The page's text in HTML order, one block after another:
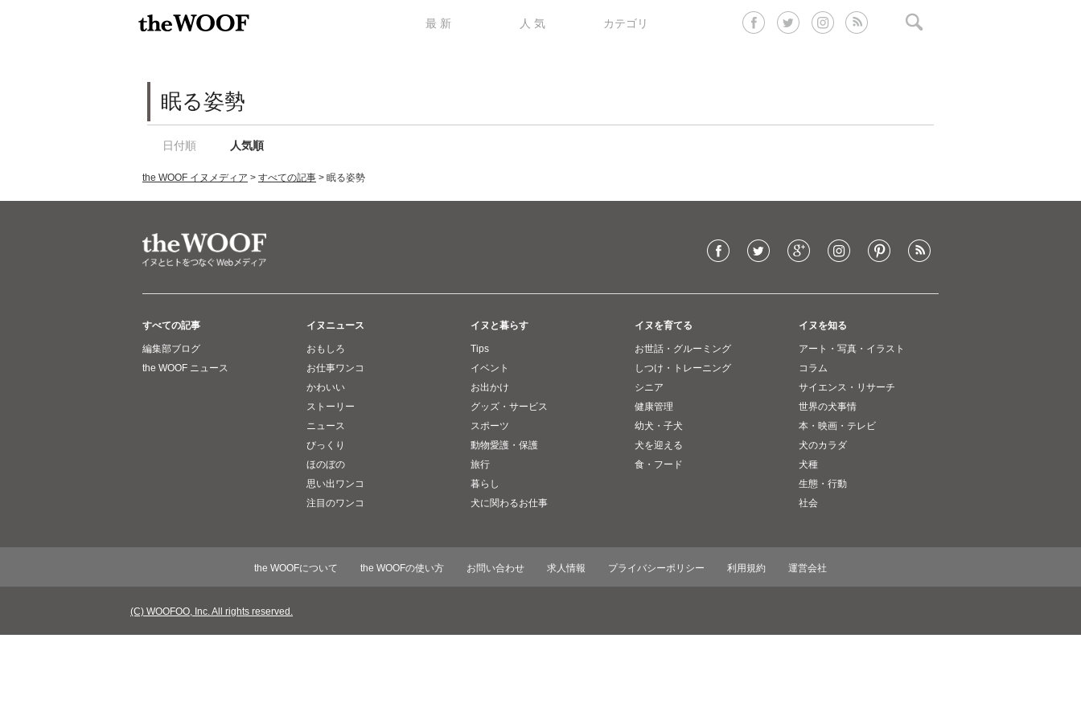
最 新 人 気 カテゴリ
眠る姿勢
日付順 人気順
the WOOF イヌメディア > すべての記事 > 眠る姿勢
すべての記事
編集部ブログ
the WOOF ニュース
イヌニュース
おもしろ
お仕事ワンコ
かわいい
ストーリー
ニュース
びっくり
ほのぼの
思い出ワンコ
注目のワンコ
イヌと暮らす
Tips
イベント
お出かけ
グッズ・サービス
スポーツ
動物愛護・保護
旅行
暮らし
犬に関わるお仕事
イヌを育てる
お世話・グルーミング
しつけ・トレーニング
シニア
健康管理
幼犬・子犬
犬を迎える
食・フード
イヌを知る
アート・写真・イラスト
コラム
サイエンス・リサーチ
世界の犬事情
本・映画・テレビ
犬のカラダ
犬種
生態・行動
社会
the WOOFについて the WOOFの使い方 お問い合わせ 求人情報 プライバシーポリシー 利用規約 運営会社
(C) WOOFOO, Inc. All rights reserved.